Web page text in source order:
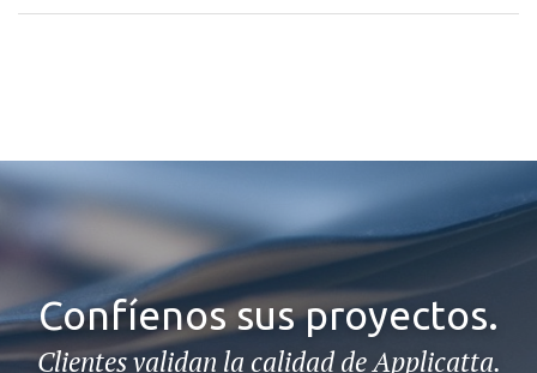
Confíenos sus proyectos.
Clientes validan la calidad de Applicatta.